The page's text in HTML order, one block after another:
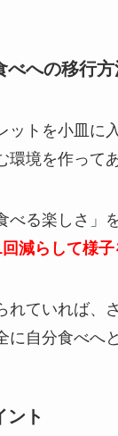
べへの移行方
ットを小皿に
境を作って
べる楽しさ」
減らして様子
れていれば、
に自分食べへ
ント